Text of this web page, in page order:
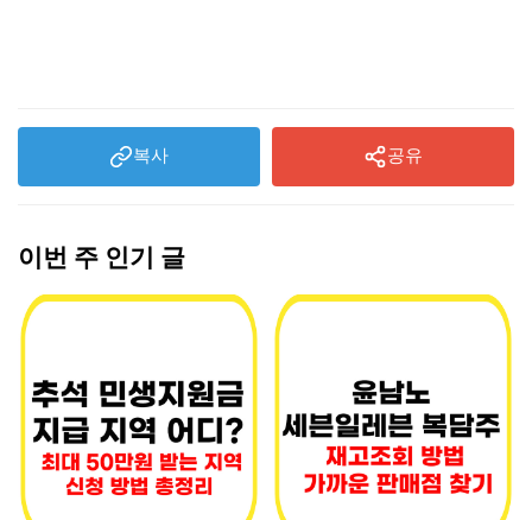
복사 공유
이번 주 인기 글